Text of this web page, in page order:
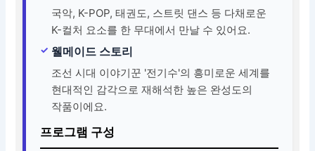
국악, K-POP, 태권도, 스트릿 댄스 등 다채로운
K-컬처 요소를 한 무대에서 만날 수 있어요.
웰메이드 스토리
조선 시대 이야기꾼 '전기수'의 흥미로운 세계를
현대적인 감각으로 재해석한 높은 완성도의
작품이에요.
프로그램 구성